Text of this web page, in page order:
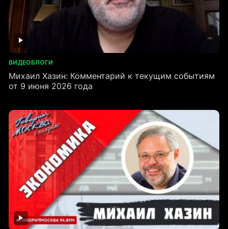
ВИДЕОБЛОГИ
Михаил Хазин: Комментарий к текущим событиям
от 9 июня 2026 года